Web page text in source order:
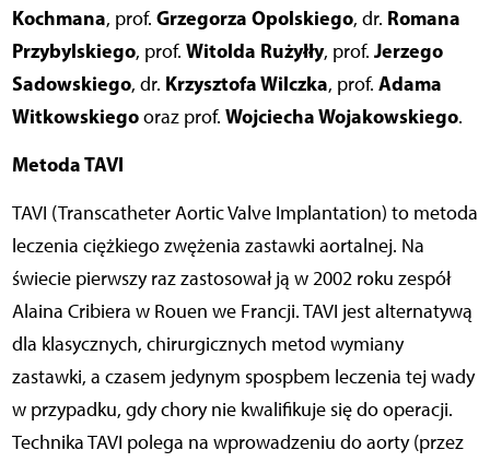
Kochmana, prof. Grzegorza Opolskiego, dr. Romana
Przybylskiego, prof. Witolda Rużyłły, prof. Jerzego
Sadowskiego, dr. Krzysztofa Wilczka, prof. Adama
Witkowskiegooraz prof. Wojciecha Wojakowskiego.
Metoda TAVI
TAVI (Transcatheter Aortic Valve Implantation) to metoda
leczenia ciężkiego zwężenia zastawki aortalnej. Na
świecie pierwszy raz zastosował ją w 2002 roku zespół
Alaina Cribiera w Rouen we Francji. TAVI jest alternatywą
dla klasycznych, chirurgicznych metod wymiany
zastawki, a czasem jedynym spospbem leczenia tej wady
w przypadku, gdy chory nie kwalifikuje się do operacji.
Technika TAVI polega na wprowadzeniu do aorty (przez